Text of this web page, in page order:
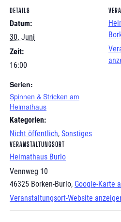
DETAILS
Datum:
30. Juni
Zeit:
16:00
Serien:
Spinnen & Stricken am
Heimathaus
Kategorien:
Nicht öffentlich, Sonstiges
VERANSTALTUNGSORT
Heimathaus Burlo
Vennweg 10
46325 Borken-Burlo, Google-Karte
Veranstaltungsort-Website